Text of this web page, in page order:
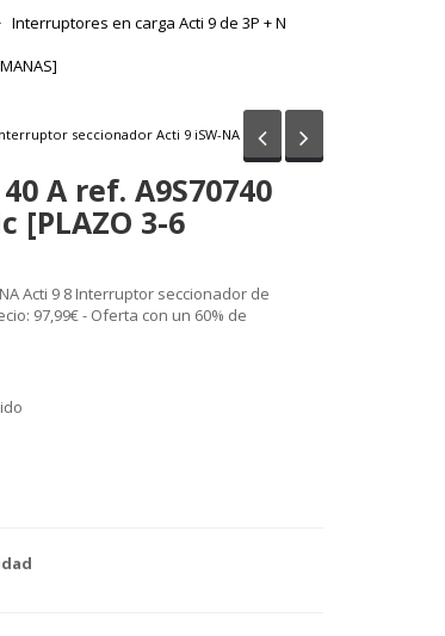
Interruptores en carga Acti 9 de 3P + N
seccionador Acti 9 iSW-NA Anterior
A ref. A9S70740
[PLAZO 3-6
Acti 9 8 Interruptor seccionador de
97,99€ - Oferta con un 60% de